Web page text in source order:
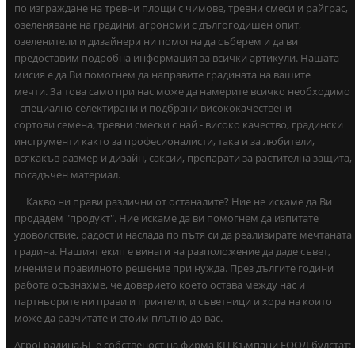
по изграждане на тревни площи с чимове, тревни смеси и райграс,
озеленяване на градини, агрономи с дългогодишен опит,
озеленители и дизайнери ни помогна да съберем и да ви
предоставим подробна информация за всички артикули. Нашата
мисия е да Ви помогнем да направите градината на вашите
мечти. За това само при нас може да намерите всичко необходимо
- специално селектирани и подбрани висококачествени
сортови семена, тревни смески с най - високо качество, градински
инструменти както за професионалисти, така и за любители,
всякакъв размер и дизайн, саксии, препарати за растителна защита,
посадъчен материал.
Какво ни прави различни от останалите? Ние не искаме да Ви
продадем "продукт". Ние искаме да ви помогнем да изпитате
удоволствие, радост и наслада по пътя си да реализирате мечтаната
градина. Нашият екип е винаги на разположение да даде съвет,
мнение и правилното решение при нужда. През дългите години
работа осъзнахме, че доверието което остава между нас и
партньорите ни прави и приятели, и съветници и хора на които
може да разчитате и стоим плътно до вас.